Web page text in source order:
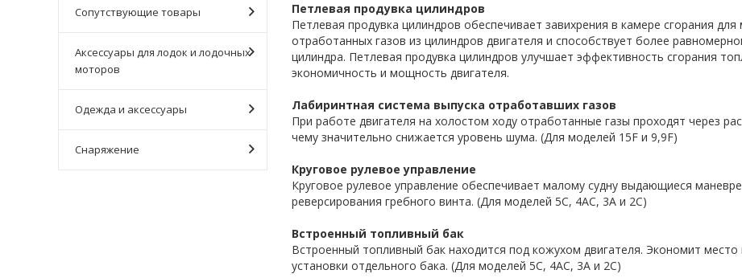
Сопутствующие товары
Аксессуары для лодок и лодочных
моторов
Одежда и аксессуары
Снаряжение
Петлевая продувка цилиндров
Петлевая продувка цилиндров обеспечивает завихрения в камере сгорания
отработанных газов из цилиндров двигателя и способствует более
цилиндра. Петлевая продувка цилиндров улучшает эффективность сгорания
экономичность и мощность двигателя.
Лабиринтная система выпуска отработавших газов
При работе двигателя на холостом ходу отработанные газы проходят через
чему значительно снижается уровень шума. (Для моделей 15F и 9,9F)
Круговое рулевое управление
Круговое рулевое управление обеспечивает малому судну выдающиеся
реверсирования гребного винта. (Для моделей 5C, 4AC, 3A и 2C)
Встроенный топливный бак
Встроенный топливный бак находится под кожухом двигателя. Экономит место
установки отдельного бака. (Для моделей 5C, 4AC, 3A и 2C)